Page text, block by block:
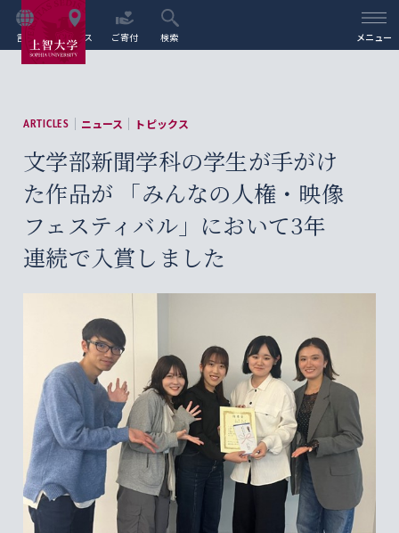
言語 アクセス ご寄付 検索 メニュー
ARTICLES ニュース トピックス
文学部新聞学科の学生が手がけ
た作品が 「みんなの人権・映像
フェスティバル」において3年
連続で入賞しました